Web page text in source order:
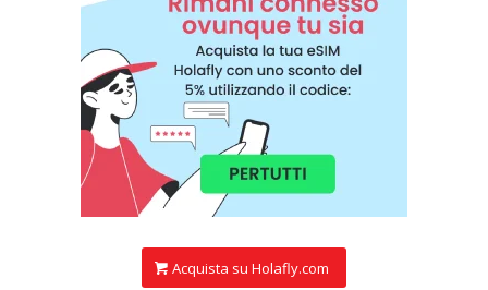
Acquista su Holafly.com